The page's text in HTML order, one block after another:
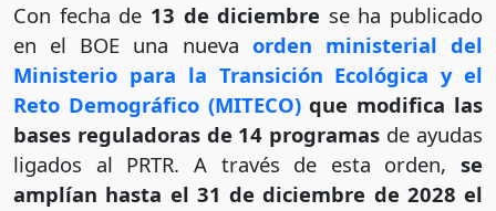
Con fecha de 13 de diciembre se ha publicado
en el BOE una nueva orden ministerial del
Ministerio para la Transición Ecológica y el
Reto Demográfico (MITECO)que modifica las
bases reguladoras de 14 programas de ayudas
ligados al PRTR. A través de esta orden, se
amplían hasta el 31 de diciembre de 2028 el